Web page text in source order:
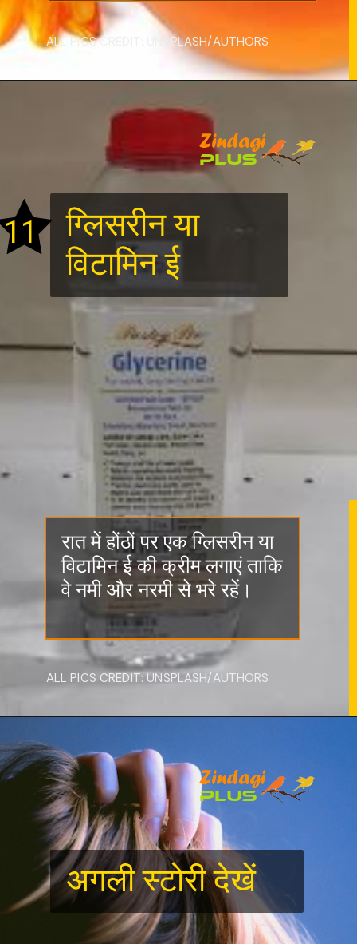
ALL PICS CREDIT: UNSPLASH/AUTHORS
रात में होंठों पर एक ग्लिसरीन या
विटामिन ई की क्रीम लगाएं ताकि
वे नमी और नरमी से भरे रहें।
ALL PICS CREDIT: UNSPLASH/AUTHORS
11
ग्लिसरीन या
विटामिन ई
अगली स्टोरी देखें